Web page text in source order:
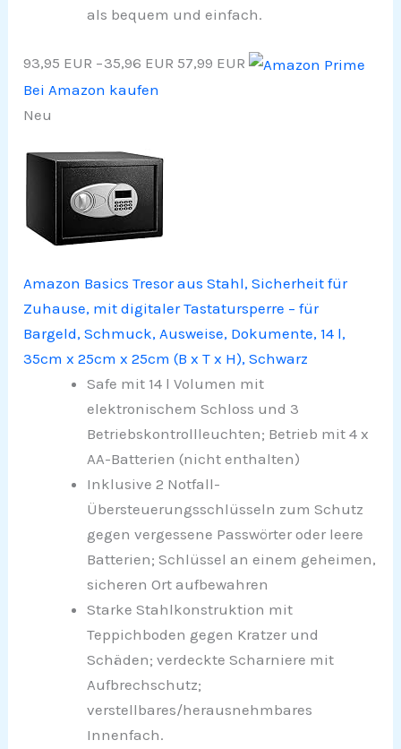
als bequem und einfach.
93,95 EUR −35,96 EUR 57,99 EUR
Bei Amazon kaufen
Neu
Amazon Basics Tresor aus Stahl, Sicherheit für
Zuhause, mit digitaler Tastatursperre – für
Bargeld, Schmuck, Ausweise, Dokumente, 14 l,
35cm x 25cm x 25cm (B x T x H), Schwarz
Safe mit 14 l Volumen mit
elektronischem Schloss und 3
Betriebskontrollleuchten; Betrieb mit 4 x
AA-Batterien (nicht enthalten)
Inklusive 2 Notfall-
Übersteuerungsschlüsseln zum Schutz
gegen vergessene Passwörter oder leere
Batterien; Schlüssel an einem geheimen,
sicheren Ort aufbewahren
Starke Stahlkonstruktion mit
Teppichboden gegen Kratzer und
Schäden; verdeckte Scharniere mit
Aufbrechschutz;
verstellbares/herausnehmbares
Innenfach.